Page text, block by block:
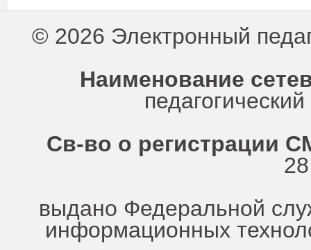
© 2026 Электронный
Наименование
Св-во о регистрации
выдано Федеральной
информационных